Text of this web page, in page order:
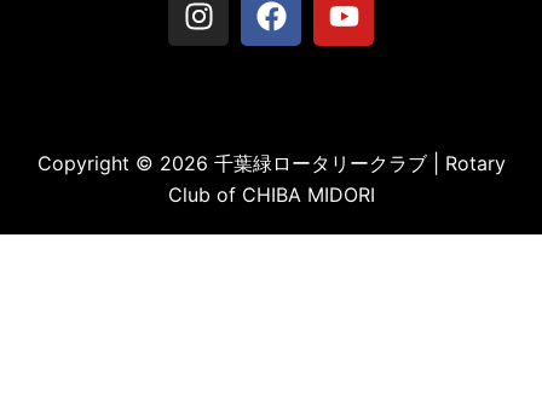
Copyright © 2026 千葉緑ロータリークラブ | Rotary
Club of CHIBA MIDORI